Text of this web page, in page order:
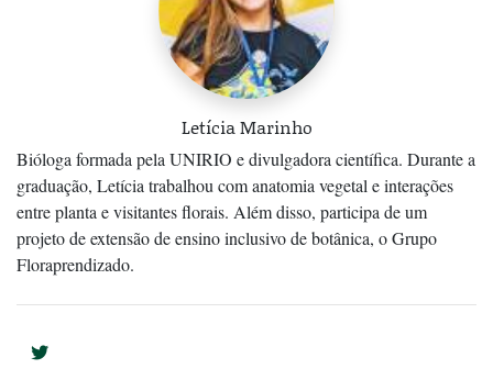
Letícia Marinho
Bióloga formada pela UNIRIO e divulgadora científica. Durante a
graduação, Letícia trabalhou com anatomia vegetal e interações
entre planta e visitantes florais. Além disso, participa de um
projeto de extensão de ensino inclusivo de botânica, o Grupo
Floraprendizado.